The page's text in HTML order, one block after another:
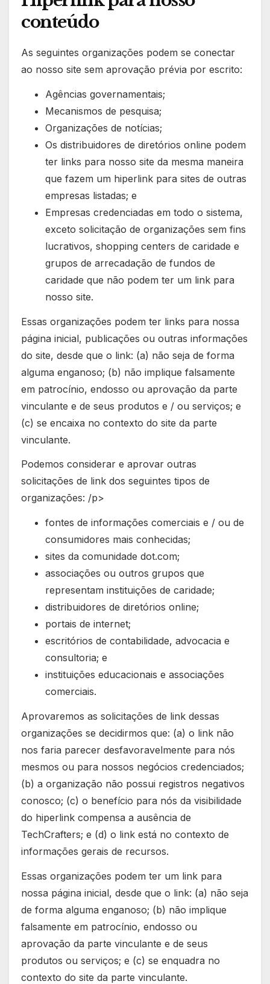
conteúdo
As seguintes organizações podem se conectar
ao nosso site sem aprovação prévia por escrito:
Agências governamentais;
Mecanismos de pesquisa;
Organizações de notícias;
Os distribuidores de diretórios online podem
ter links para nosso site da mesma maneira
que fazem um hiperlink para sites de outras
empresas listadas; e
Empresas credenciadas em todo o sistema,
exceto solicitação de organizações sem fins
lucrativos, shopping centers de caridade e
grupos de arrecadação de fundos de
caridade que não podem ter um link para
nosso site.
Essas organizações podem ter links para nossa
página inicial, publicações ou outras informações
do site, desde que o link: (a) não seja de forma
alguma enganoso; (b) não implique falsamente
em patrocínio, endosso ou aprovação da parte
vinculante e de seus produtos e / ou serviços; e
(c) se encaixa no contexto do site da parte
vinculante.
Podemos considerar e aprovar outras
solicitações de link dos seguintes tipos de
organizações: /p>
fontes de informações comerciais e / ou de
consumidores mais conhecidas;
sites da comunidade dot.com;
associações ou outros grupos que
representam instituições de caridade;
distribuidores de diretórios online;
portais de internet;
escritórios de contabilidade, advocacia e
consultoria; e
instituições educacionais e associações
comerciais.
Aprovaremos as solicitações de link dessas
organizações se decidirmos que: (a) o link não
nos faria parecer desfavoravelmente para nós
mesmos ou para nossos negócios credenciados;
(b) a organização não possui registros negativos
conosco; (c) o benefício para nós da visibilidade
do hiperlink compensa a ausência de
TechCrafters; e (d) o link está no contexto de
informações gerais de recursos.
Essas organizações podem ter um link para
nossa página inicial, desde que o link: (a) não seja
de forma alguma enganoso; (b) não implique
falsamente em patrocínio, endosso ou
aprovação da parte vinculante e de seus
produtos ou serviços; e (c) se enquadra no
contexto do site da parte vinculante.